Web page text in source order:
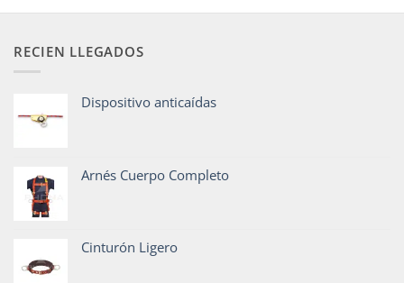
RECIEN LLEGADOS
Dispositivo anticaídas
Arnés Cuerpo Completo
Cinturón Ligero